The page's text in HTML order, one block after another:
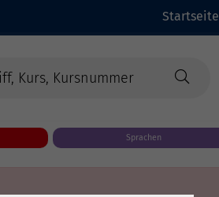
Startseite
Sprachen